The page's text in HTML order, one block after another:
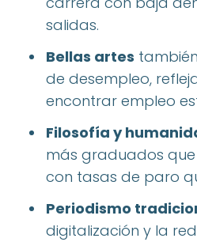
salidas.
Bellas artes
de desempleo,
encontrar empleo
Filosofía y
más graduados
con tasas de paro
Periodismo
digitalización y la